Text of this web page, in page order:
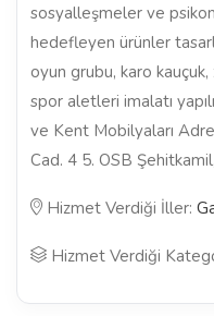
sosyalleşmeler ve
hedefleyen ürünler
oyun grubu, karo
spor aletleri imalatı
ve Kent Mobilyaları
Cad. 4 5. OSB
Hizmet Verdiği İller:
Hizmet Verdiği